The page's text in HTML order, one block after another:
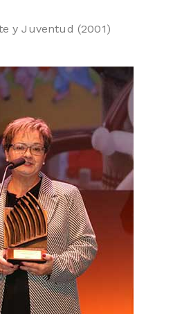
y Juventud (2001)